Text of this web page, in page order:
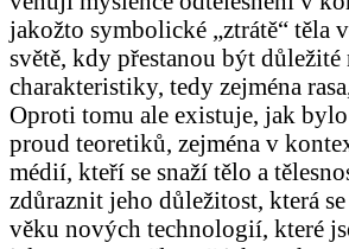
jakožto symbolické „ztrátě“ těla
světě, kdy přestanou být důležité
charakteristiky, tedy zejména
Oproti tomu ale existuje, jak
proud teoretiků, zejména v
médií, kteří se snaží tělo a
zdůraznit jeho důležitost, která
věku nových technologií, které